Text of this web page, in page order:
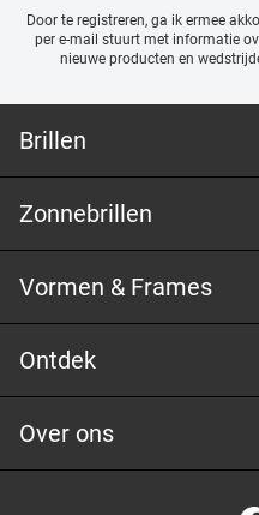
Door te registreren, ga ik ermee
per e-mail stuurt met informatie
nieuwe producten en
Brillen
Zonnebrillen
Vormen & Frames
Ontdek
Over ons